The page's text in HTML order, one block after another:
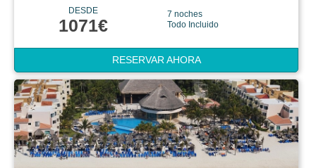
DESDE
1071€
7 noches
Todo Incluido
RESERVAR AHORA